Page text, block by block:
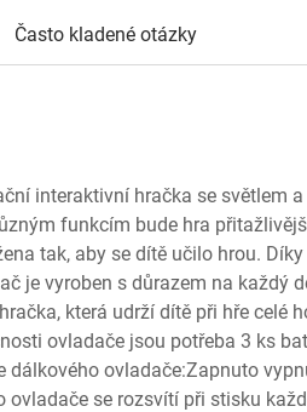
Často kladené otázky
interaktivní hračka se světlem
funkcím bude hra
tak, aby se dítě učilo hrou.
je vyroben s důrazem na každý
která udrží dítě při hře celé
ovladače jsou potřeba 3 ks
dálkového ovladače:Zapnuto
se rozsvítí při stisku